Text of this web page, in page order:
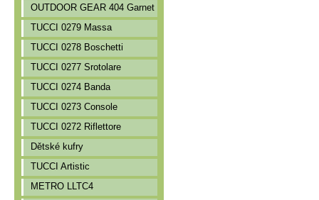
OUTDOOR GEAR 404 Garnet
TUCCI 0279 Massa
TUCCI 0278 Boschetti
TUCCI 0277 Srotolare
TUCCI 0274 Banda
TUCCI 0273 Console
TUCCI 0272 Riflettore
Dětské kufry
TUCCI Artistic
METRO LLTC4